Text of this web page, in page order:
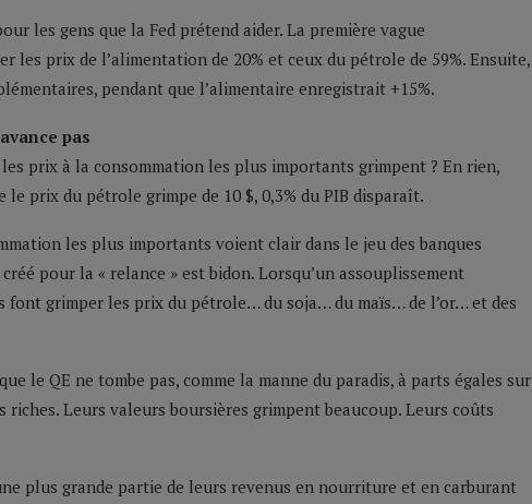
les gens que la Fed prétend aider. La première vague
les prix de l’alimentation de 20% et ceux du pétrole de 59%. Ensuite,
pendant que l’alimentaire enregistrait +15%.
pas
les prix à la consommation les plus importants grimpent ? En rien,
le prix du pétrole grimpe de 10 $, 0,3% du PIB disparaît.
les plus importants voient clair dans le jeu des banques
pour la « relance » est bidon. Lorsqu’un assouplissement
grimper les prix du pétrole… du soja… du maïs… de l’or… et des
le QE ne tombe pas, comme la manne du paradis, à parts égales sur
Leurs valeurs boursières grimpent beaucoup. Leurs coûts
plus grande partie de leurs revenus en nourriture et en carburant